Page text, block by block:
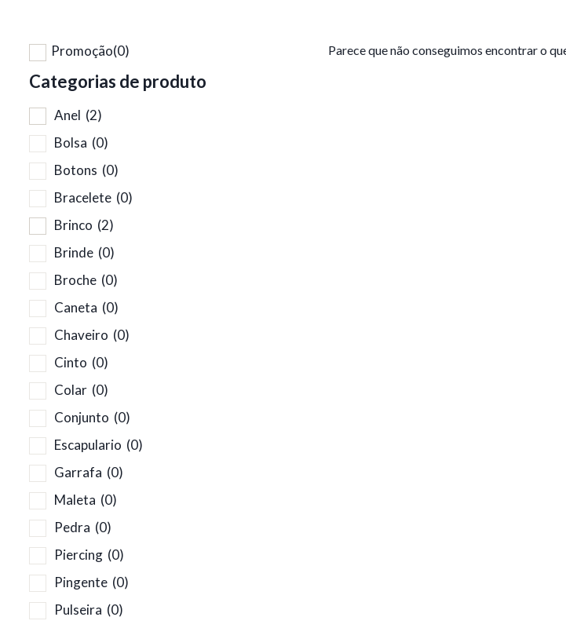
Promoção(0)
Categorias de produto
Anel (2)
Bolsa (0)
Botons (0)
Bracelete (0)
Brinco (2)
Brinde (0)
Broche (0)
Caneta (0)
Chaveiro (0)
Cinto (0)
Colar (0)
Conjunto (0)
Escapulario (0)
Garrafa (0)
Maleta (0)
Pedra (0)
Piercing (0)
Pingente (0)
Pulseira (0)
Parece que não conseguimos encontrar o